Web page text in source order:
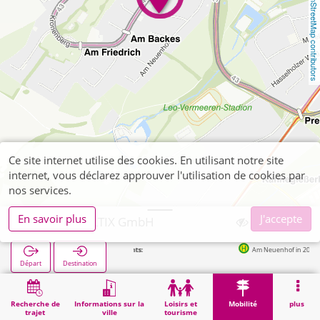
OpenStreetMap contributors
Recherche de
trajet
Informations sur la
ville
Loisirs et
tourisme
Mobilité plus
Aachen, SELTIX GmbH
Départ Destination
Arrêts suivants: Am Neuenhof in 202m
Démarrage Vente de billets Aachen, SELTIX GmbH
Ce site internet utilise des cookies. En utilisant notre site
internet, vous déclarez approuver l'utilisation de cookies par
nos services.
En savoir plus
J'accepte